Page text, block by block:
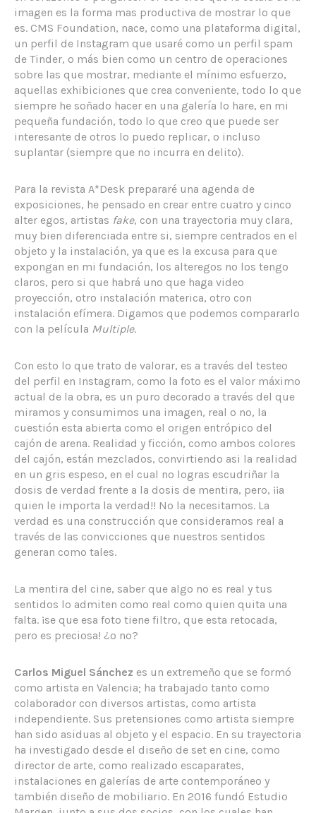
imagen es la forma mas productiva de mostrar lo que
es. CMS Foundation, nace, como una plataforma digital,
un perfil de Instagram que usaré como un perfil spam
de Tinder, o más bien como un centro de operaciones
sobre las que mostrar, mediante el mínimo esfuerzo,
aquellas exhibiciones que crea conveniente, todo lo que
siempre he soñado hacer en una galería lo hare, en mi
pequeña fundación, todo lo que creo que puede ser
interesante de otros lo puedo replicar, o incluso
suplantar (siempre que no incurra en delito).
Para la revista A*Desk prepararé una agenda de
exposiciones, he pensado en crear entre cuatro y cinco
alter egos, artistas fake, con una trayectoria muy clara,
muy bien diferenciada entre si, siempre centrados en el
objeto y la instalación, ya que es la excusa para que
expongan en mi fundación, los alteregos no los tengo
claros, pero si que habrá uno que haga video
proyección, otro instalación materica, otro con
instalación efímera. Digamos que podemos compararlo
con la película Multiple.
Con esto lo que trato de valorar, es a través del testeo
del perfil en Instagram, como la foto es el valor máximo
actual de la obra, es un puro decorado a través del que
miramos y consumimos una imagen, real o no, la
cuestión esta abierta como el origen entrópico del
cajón de arena. Realidad y ficción, como ambos colores
del cajón, están mezclados, convirtiendo asi la realidad
en un gris espeso, en el cual no logras escudriñar la
dosis de verdad frente a la dosis de mentira, pero, ¡¡a
quien le importa la verdad!! No la necesitamos. La
verdad es una construcción que consideramos real a
través de las convicciones que nuestros sentidos
generan como tales.
La mentira del cine, saber que algo no es real y tus
sentidos lo admiten como real como quien quita una
falta. ¡se que esa foto tiene filtro, que esta retocada,
pero es preciosa! ¿o no?
Carlos Miguel Sánchez es un extremeño que se formó
como artista en Valencia; ha trabajado tanto como
colaborador con diversos artistas, como artista
independiente. Sus pretensiones como artista siempre
han sido asiduas al objeto y el espacio. En su trayectoria
ha investigado desde el diseño de set en cine, como
director de arte, como realizado escaparates,
instalaciones en galerías de arte contemporáneo y
también diseño de mobiliario. En 2016 fundó Estudio